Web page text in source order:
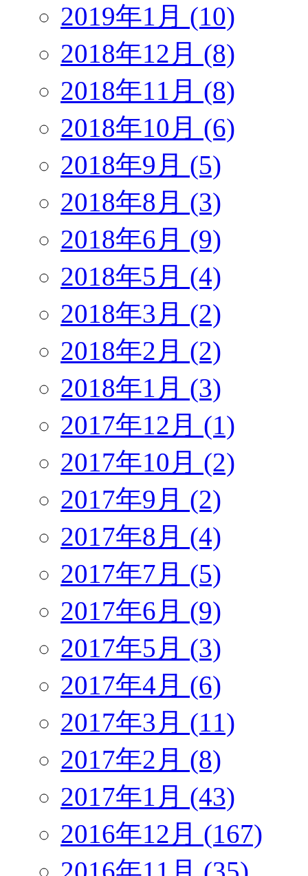
2019年1月 (10)
2018年12月 (8)
2018年11月 (8)
2018年10月 (6)
2018年9月 (5)
2018年8月 (3)
2018年6月 (9)
2018年5月 (4)
2018年3月 (2)
2018年2月 (2)
2018年1月 (3)
2017年12月 (1)
2017年10月 (2)
2017年9月 (2)
2017年8月 (4)
2017年7月 (5)
2017年6月 (9)
2017年5月 (3)
2017年4月 (6)
2017年3月 (11)
2017年2月 (8)
2017年1月 (43)
2016年12月 (167)